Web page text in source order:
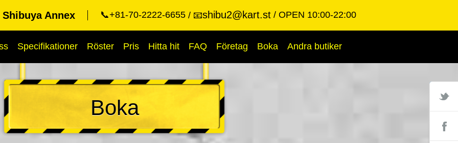
Annex 📞+81-70-2222-6655 📧shibu2@kart.st OPEN 10:00-22:00
Specifikationer Röster Pris Hitta hit FAQ Företag Boka Andra butiker
Boka